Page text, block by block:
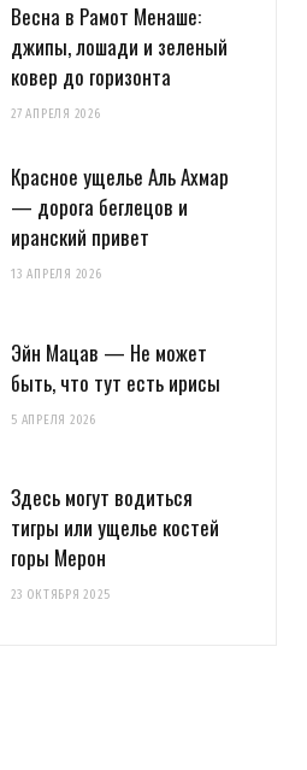
Весна в Рамот Менаше:
джипы, лошади и зеленый
ковер до горизонта
27 АПРЕЛЯ 2026
Красное ущелье Аль Ахмар
— дорога беглецов и
иранский привет
13 АПРЕЛЯ 2026
Эйн Мацав — Не может
быть, что тут есть ирисы
5 АПРЕЛЯ 2026
Здесь могут водиться
тигры или ущелье костей
горы Мерон
23 ОКТЯБРЯ 2025